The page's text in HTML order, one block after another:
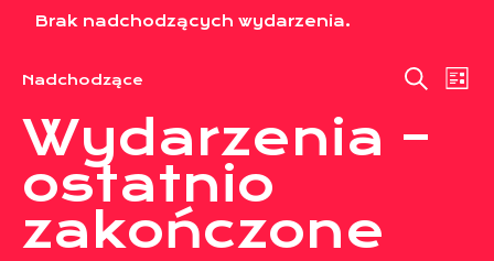
Brak nadchodzących wydarzenia.
Nadchodzące
datę.
Wydarzenia –
ostatnio
zakończone